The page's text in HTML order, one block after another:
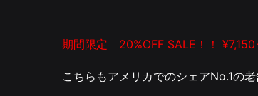
期間限定 20%OFF SALE！！ ¥7
こちらもアメリカでのシェアNo.1の